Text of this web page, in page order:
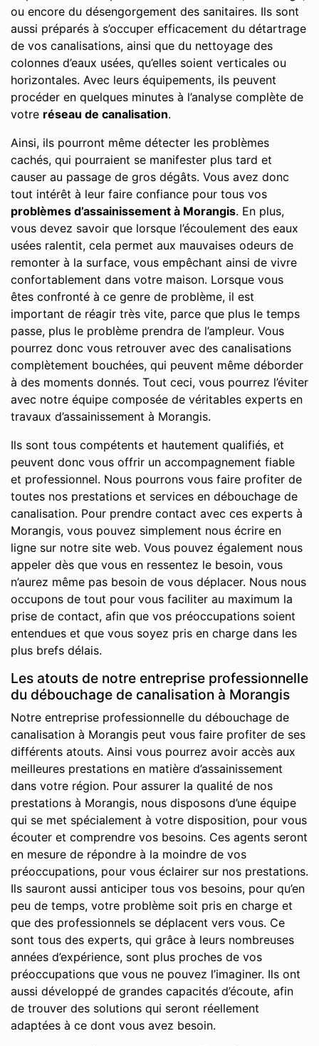
ou encore du désengorgement des sanitaires. Ils sont
aussi préparés à s’occuper efficacement du détartrage
de vos canalisations, ainsi que du nettoyage des
colonnes d’eaux usées, qu’elles soient verticales ou
horizontales. Avec leurs équipements, ils peuvent
procéder en quelques minutes à l’analyse complète de
votre réseau de canalisation.
Ainsi, ils pourront même détecter les problèmes
cachés, qui pourraient se manifester plus tard et
causer au passage de gros dégâts. Vous avez donc
tout intérêt à leur faire confiance pour tous vos
problèmes d’assainissement à Morangis. En plus,
vous devez savoir que lorsque l’écoulement des eaux
usées ralentit, cela permet aux mauvaises odeurs de
remonter à la surface, vous empêchant ainsi de vivre
confortablement dans votre maison. Lorsque vous
êtes confronté à ce genre de problème, il est
important de réagir très vite, parce que plus le temps
passe, plus le problème prendra de l’ampleur. Vous
pourrez donc vous retrouver avec des canalisations
complètement bouchées, qui peuvent même déborder
à des moments donnés. Tout ceci, vous pourrez l’éviter
avec notre équipe composée de véritables experts en
travaux d’assainissement à Morangis.
Ils sont tous compétents et hautement qualifiés, et
peuvent donc vous offrir un accompagnement fiable
et professionnel. Nous pourrons vous faire profiter de
toutes nos prestations et services en débouchage de
canalisation. Pour prendre contact avec ces experts à
Morangis, vous pouvez simplement nous écrire en
ligne sur notre site web. Vous pouvez également nous
appeler dès que vous en ressentez le besoin, vous
n’aurez même pas besoin de vous déplacer. Nous nous
occupons de tout pour vous faciliter au maximum la
prise de contact, afin que vos préoccupations soient
entendues et que vous soyez pris en charge dans les
plus brefs délais.
Les atouts de notre entreprise professionnelle
du débouchage de canalisation à Morangis
Notre entreprise professionnelle du débouchage de
canalisation à Morangis peut vous faire profiter de ses
différents atouts. Ainsi vous pourrez avoir accès aux
meilleures prestations en matière d’assainissement
dans votre région. Pour assurer la qualité de nos
prestations à Morangis, nous disposons d’une équipe
qui se met spécialement à votre disposition, pour vous
écouter et comprendre vos besoins. Ces agents seront
en mesure de répondre à la moindre de vos
préoccupations, pour vous éclairer sur nos prestations.
Ils sauront aussi anticiper tous vos besoins, pour qu’en
peu de temps, votre problème soit pris en charge et
que des professionnels se déplacent vers vous. Ce
sont tous des experts, qui grâce à leurs nombreuses
années d’expérience, sont plus proches de vos
préoccupations que vous ne pouvez l’imaginer. Ils ont
aussi développé de grandes capacités d’écoute, afin
de trouver des solutions qui seront réellement
adaptées à ce dont vous avez besoin.